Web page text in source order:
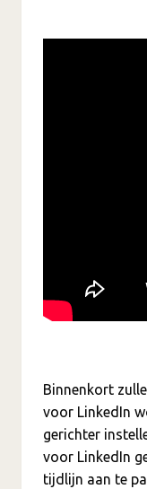
Binnenkort
voor LinkedIn
gerichter
voor LinkedIn
tijdlijn aan te